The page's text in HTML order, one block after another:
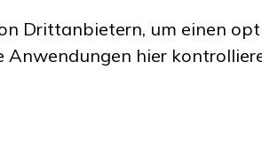
Drittanbietern, um einen
Anwendungen hier